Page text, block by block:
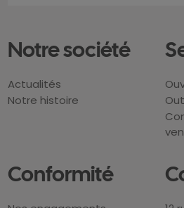
Notre société
Actualités
Notre histoire
Conformité